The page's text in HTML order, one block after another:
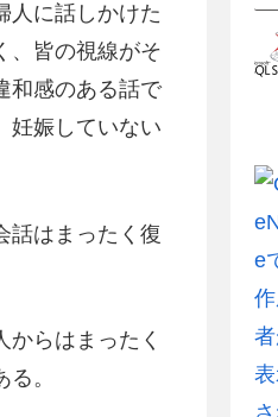
人に話しかけた
、皆の視線がそ
和感のある話で
妊娠していない
話はまったく復
らはまったく
。